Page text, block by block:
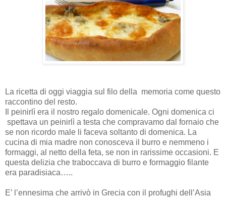
La ricetta di oggi viaggia sul filo della memoria come questo
raccontino del resto.
Il peinirlì era il nostro regalo domenicale. Ogni domenica ci
spettava un peinirlì a testa che compravamo dal fornaio che
se non ricordo male li faceva soltanto di domenica. La
cucina di mia madre non conosceva il burro e nemmeno i
formaggi, al netto della feta, se non in rarissime occasioni. E
questa delizia che traboccava di burro e formaggio filante
era paradisiaca…..
E’ l’ennesima che arrivò in Grecia con il profughi dell’Asia